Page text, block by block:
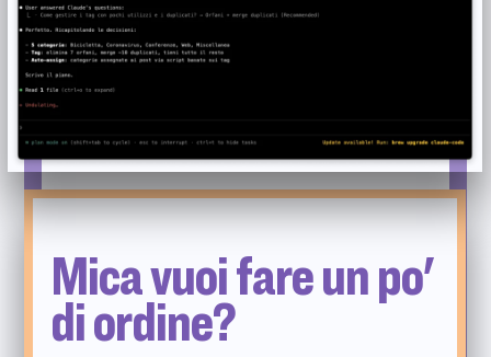
Mica vuoi fare un po'
di ordine?